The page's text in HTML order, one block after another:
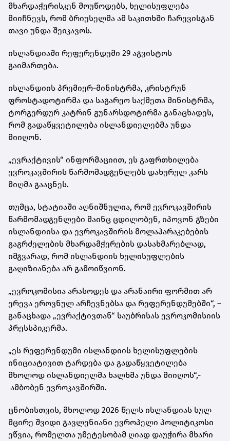
მხარდაჭერისკენ მოუწოდებს, ხელისუფლება
მიიჩნევს, რომ ბრიუსელმა ამ საკითხში ჩარევისგან
თავი უნდა შეიკავოს.
ისლანდიაში რეფერენდუმი 29 აგვისტოს
გაიმართება.
ისლანდიის პრემიერ-მინისტრმა, კრისტრუნ
ფროსტადოტირმა და საგარეო საქმეთა მინისტრმა,
ტორგერდურ კატრინ გუნარსდოტირმა განაცხადეს,
რომ გადაწყვეტილება ისლანდიელებმა უნდა
მიიღონ.
„ევრაქტივის“ ინფორმაციით, ეს გაფრთხილება
ევროკავშირის წარმომადგენლებს დახურულ კარს
მიღმა გააცნეს.
თუმცა, სტატიაში აღნიშნულია, რომ ევროკავშირის
წარმომადგენლები მაინც ცდილობენ, იპოვონ გზები
ისლანდიისა და ევროკავშირის მოლაპარაკებების
გაგრძელების მხარდამჭერების დასახმარებლად,
იმგვარად, რომ ისლანდიის ხელისუფლების
გაღიზიანება არ გამოიწვიონ.
„ევროკომისია არასოდეს და არანაირი ფორმით არ
ერევა ეროვნულ არჩევნებსა და რეფერენდუმებში“, –
განაცხადა „ევრაქტივთან“ საუბრისას ევროკომისიის
პრესსპიკერმა.
„ეს რეფერენდუმი ისლანდიის ხელისუფლების
ინიციატივით ტარდება და გადაწყვეტილება
მხოლოდ ისლანდიელმა ხალხმა უნდა მიიღოს“,-
ამბობენ ევროკავშირში.
ცნობისთვის, მხოლოდ 2026 წელს ისლანდიას სულ
მცირე შვიდი გავლენიანი ევროპელი პოლიტიკოსი
ეწვია, რომელთა უმეტესობამ ღიად დაუჭირა მხარი